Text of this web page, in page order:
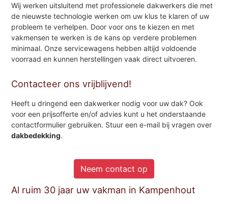
Wij werken uitsluitend met professionele dakwerkers die met
de nieuwste technologie werken om uw klus te klaren of uw
probleem te verhelpen. Door voor ons te kiezen en met
vakmensen te werken is de kans op verdere problemen
minimaal. Onze servicewagens hebben altijd voldoende
voorraad en kunnen herstellingen vaak direct uitvoeren.
Contacteer ons vrijblijvend!
Heeft u dringend een dakwerker nodig voor uw dak? Ook
voor een prijsofferte en/of advies kunt u het onderstaande
contactformulier gebruiken. Stuur een e-mail bij vragen over
dakbedekking.
Neem contact op
Al ruim 30 jaar uw vakman in Kampenhout